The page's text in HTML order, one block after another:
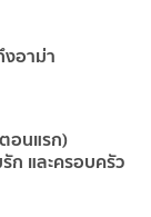
อาม่า
อนแรก)
ก และครอบครัว